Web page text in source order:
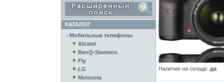
КАТАЛОГ
Мобильные телефоны
Alcatel
BenQ-Siemens
Fly
LG
Motorola
Наличие на складе: да